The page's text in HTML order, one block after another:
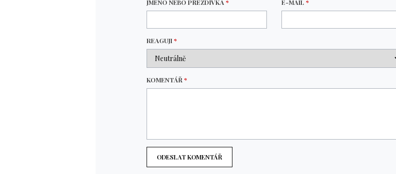
JMÉNO NEBO PŘEZDÍVKA * E-MAIL *
REAGUJI*
KOMENTÁŘ *
ODESLAT KOMENTÁŘ